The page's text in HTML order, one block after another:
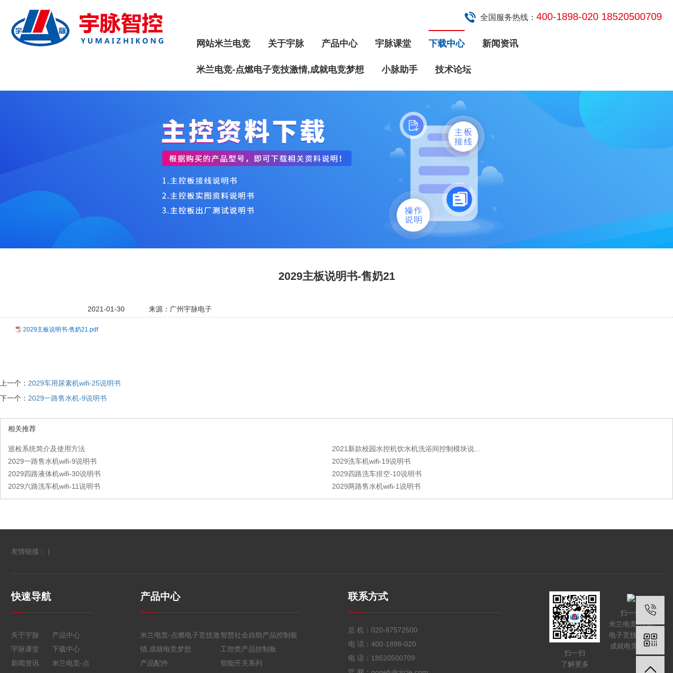
全国服务热线： 400-1898-020 18520500709
网站米兰电竞 关于宇脉 产品中心 宇脉课堂 下载中心 新闻资讯
米兰电竞-点燃电子竞技激情,成就电竞梦想 小脉助手 技术论坛
2029主板说明书-售奶21
2021-01-30 来源：广州宇脉电子
2029主板说明书-售奶21.pdf
上一个： 2029车用尿素机wifi-25说明书
下一个： 2029一路售水机-9说明书
相关推荐
巡检系统简介及使用方法
2021新款校园水控机饮水机洗浴间控制模块说...
2029一路售水机wifi-9说明书
2029洗车机wifi-19说明书
2029四路液体机wifi-30说明书
2029四路洗车排空-10说明书
2029六路洗车机wifi-11说明书
2029两路售水机wifi-1说明书
友情链接： |
快速导航
关于宇脉
产品中心
宇脉课堂
下载中心
新闻资讯
米兰电竞-点
产品中心
米兰电竞-点燃电子竞技激
情,成就电竞梦想
智慧社会自助产品控制板
工控类产品控制板
产品配件
智能开关系列
联系方式
总 机： 020-87572500
电 话： 400-1898-020
电 话： 18520500709
扫一扫
了解更多
扫一扫
米兰电竞-点燃
电子竞技激情,
成就电竞梦想